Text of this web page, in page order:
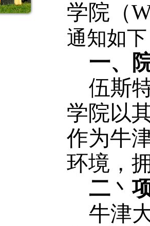
学院（
通知如
一、
伍斯
学院以
作为牛
环境，
二丶
牛津